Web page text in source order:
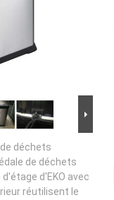
déchets
de déchets
d'EKO avec
réutilisent le